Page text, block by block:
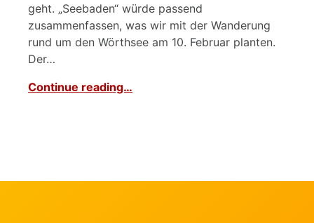
geht. „Seebaden“ würde passend
zusammenfassen, was wir mit der Wanderung
rund um den Wörthsee am 10. Februar planten.
Der…
Continue reading…